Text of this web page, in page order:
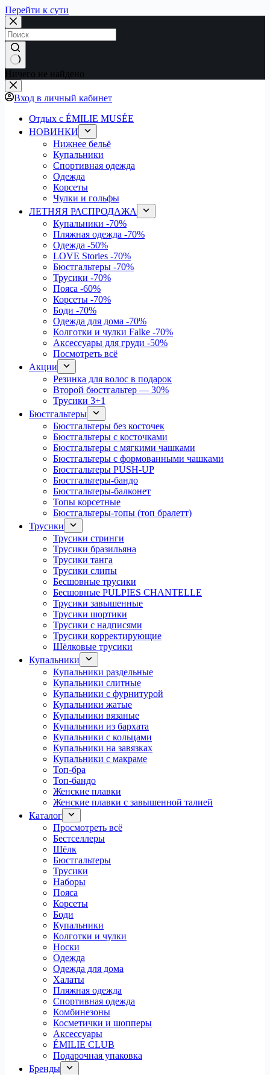
Перейти к сути
Ничего не найдено
Вход в личный кабинет
Отдых с ÉMILIE MUSÉE
НОВИНКИ
Нижнее бельё
Купальники
Спортивная одежда
Одежда
Корсеты
Чулки и гольфы
ЛЕТНЯЯ РАСПРОДАЖА
Купальники -70%
Пляжная одежда -70%
Одежда -50%
LOVE Stories -70%
Бюстгальтеры -70%
Трусики -70%
Пояса -60%
Корсеты -70%
Боди -70%
Одежда для дома -70%
Колготки и чулки Falke -70%
Аксессуары для груди -50%
Посмотреть всё
Акции
Резинка для волос в подарок
Второй бюстгальтер — 30%
Трусики 3+1
Бюстгальтеры
Бюстгальтеры без косточек
Бюстгальтеры с косточками
Бюстгальтеры с мягкими чашками
Бюстгальтеры с формованными чашками
Бюстгальтеры PUSH-UP
Бюстгальтеры-бандо
Бюстгальтеры-балконет
Топы корсетные
Бюстгальтеры-топы (топ бралетт)
Трусики
Трусики стринги
Трусики бразильяна
Трусики танга
Трусики слипы
Бесшовные трусики
Бесшовные PULPIES CHANTELLE
Трусики завышенные
Трусики шортики
Трусики с надписями
Трусики корректирующие
Шёлковые трусики
Купальники
Купальники раздельные
Купальники слитные
Купальники с фурнитурой
Купальники жатые
Купальники вязаные
Купальники из бархата
Купальники с кольцами
Купальники на завязках
Купальники с макраме
Топ-бра
Топ-бандо
Женские плавки
Женские плавки с завышенной талией
Каталог
Просмотреть всё
Бестселлеры
Шёлк
Бюстгальтеры
Трусики
Наборы
Пояса
Корсеты
Боди
Купальники
Колготки и чулки
Носки
Одежда
Одежда для дома
Халаты
Пляжная одежда
Спортивная одежда
Комбинезоны
Косметички и шопперы
Аксессуары
ÉMILIE CLUB
Подарочная упаковка
Бренды